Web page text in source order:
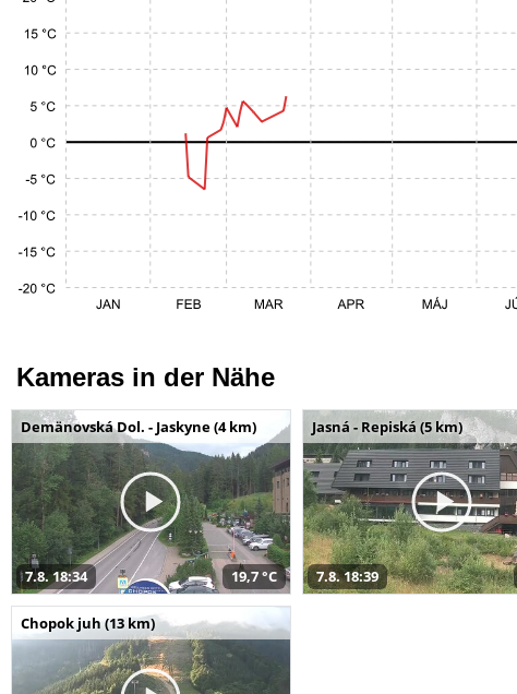
Kameras in der Nähe
Demänovská Dol. - Jaskyne (4 km)
7.8. 18:34 19,7 °C
Jasná - Repiská (5 km)
7.8. 18:39
Chopok juh (13 km)